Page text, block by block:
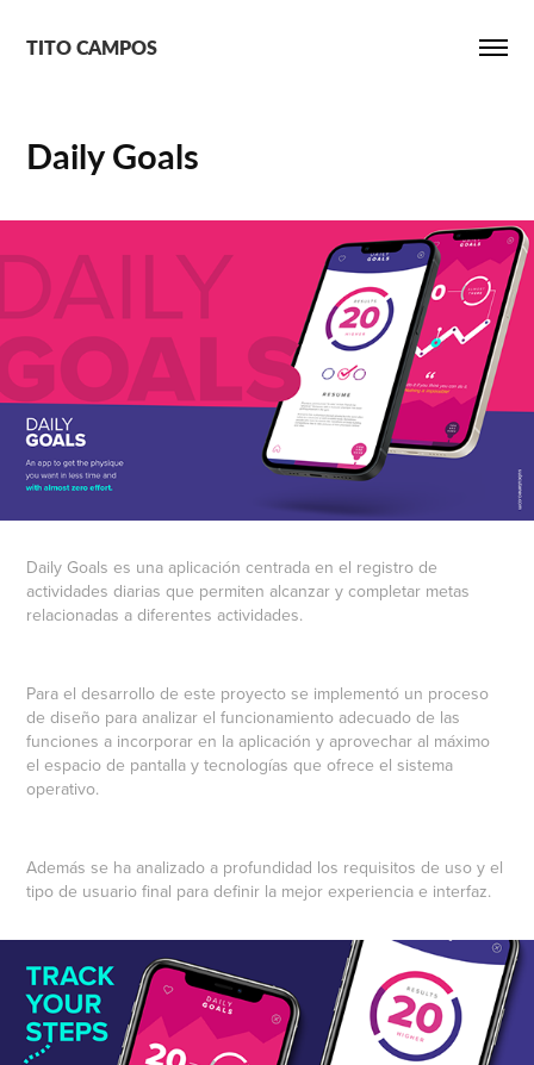
TITO CAMPOS
Daily Goals
Daily Goals es una aplicación centrada en el registro de
actividades diarias que permiten alcanzar y completar metas
relacionadas a diferentes actividades.
Para el desarrollo de este proyecto se implementó un proceso
de diseño para analizar el funcionamiento adecuado de las
funciones a incorporar en la aplicación y aprovechar al máximo
el espacio de pantalla y tecnologías que ofrece el sistema
operativo.
Además se ha analizado a profundidad los requisitos de uso y el
tipo de usuario final para definir la mejor experiencia e interfaz.